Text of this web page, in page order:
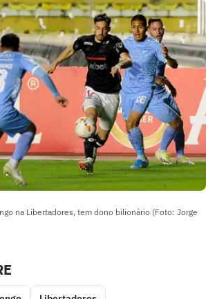
na Libertadores, tem dono bilionário (Foto: Jorge